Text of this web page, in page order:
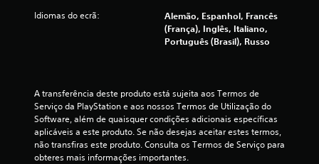
x
i
o
d
e
Idiomas do ecrã:
Alemão, Espanhol, Francês
(França), Inglês, Italiano,
Português (Brasil), Russo
A transferência deste produto está sujeita aos Termos de
Serviço da PlayStation e aos nossos Termos de Utilização do
Software, além de quaisquer condições adicionais específicas
aplicáveis a este produto. Se não desejas aceitar estes termos,
não transfiras este produto. Consulta os Termos de Serviço para
obteres mais informações importantes.